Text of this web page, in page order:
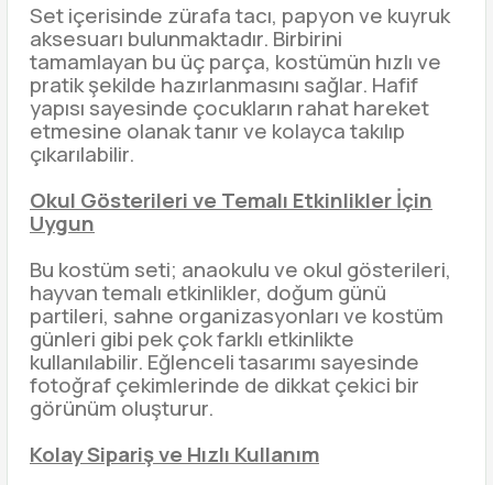
Set içerisinde zürafa tacı, papyon ve kuyruk
aksesuarı bulunmaktadır. Birbirini
tamamlayan bu üç parça, kostümün hızlı ve
pratik şekilde hazırlanmasını sağlar. Hafif
yapısı sayesinde çocukların rahat hareket
etmesine olanak tanır ve kolayca takılıp
çıkarılabilir.
Okul Gösterileri ve Temalı Etkinlikler İçin
Uygun
Bu kostüm seti; anaokulu ve okul gösterileri,
hayvan temalı etkinlikler, doğum günü
partileri, sahne organizasyonları ve kostüm
günleri gibi pek çok farklı etkinlikte
kullanılabilir. Eğlenceli tasarımı sayesinde
fotoğraf çekimlerinde de dikkat çekici bir
görünüm oluşturur.
Kolay Sipariş ve Hızlı Kullanım